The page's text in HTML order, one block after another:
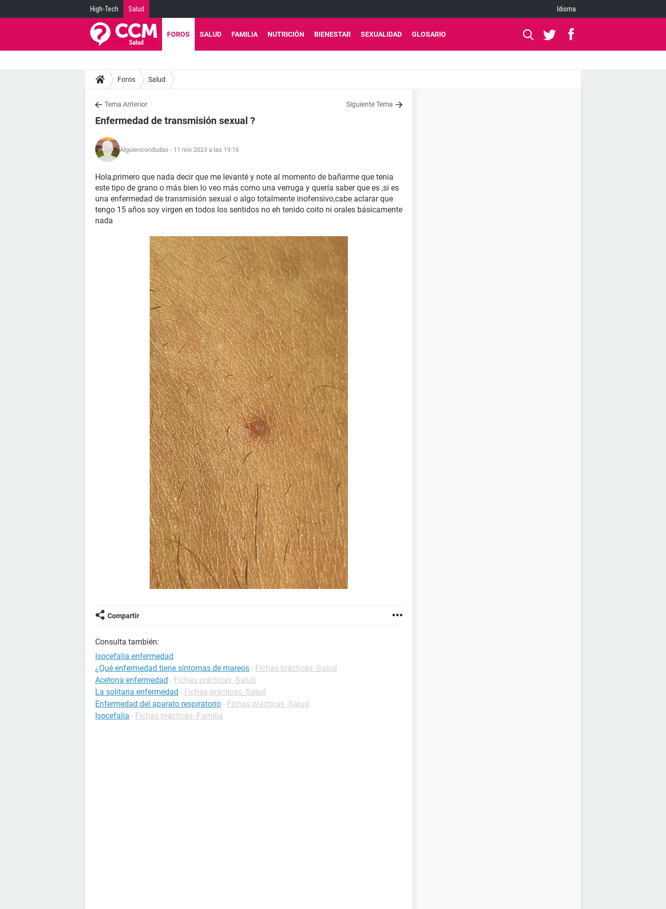
High-Tech Salud Idioma
FOROS SALUD FAMILIA NUTRICIÓN BIENESTAR SEXUALIDAD GLOSARIO
Foros Salud
Tema Anterior Siguiente Tema
Enfermedad de transmisión sexual ?
Alguiencondudas - 11 nov 2023 a las 19:16
Hola,primero que nada decir que me levanté y note al momento de bañarme que tenia
este tipo de grano o más bien lo veo más como una verruga y quería saber que es ,si es
una enfermedad de transmisión sexual o algo totalmente inofensivo,cabe aclarar que
tengo 15 años soy virgen en todos los sentidos no eh tenido coito ni orales básicamente
nada
Compartir
Consulta también:
Isocefalia enfermedad
¿Qué enfermedad tiene síntomas de mareos - Fichas prácticas -Salud
Acetona enfermedad - Fichas prácticas -Salud
La solitaria enfermedad - Fichas prácticas -Salud
Enfermedad del aparato respiratorio - Fichas prácticas -Salud
Isocefalia - Fichas prácticas -Familia